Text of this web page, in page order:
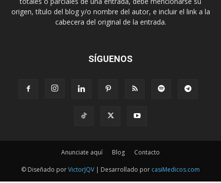
origen, título del blog y/o nombre del autor, e incluir el link a la
cabecera del original de la entrada.
SÍGUENOS
Anunciate aquí Blog Contacto
© Diseñado porVictorJQV | Desarrollado por casiMedicos.com